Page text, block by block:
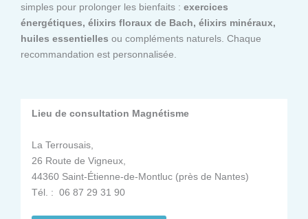
simples pour prolonger les bienfaits : exercices
énergétiques, élixirs floraux de Bach, élixirs minéraux,
huiles essentielles ou compléments naturels. Chaque
recommandation est personnalisée.
Lieu de consultation Magnétisme
La Terrousais,
26 Route de Vigneux,
44360 Saint-Étienne-de-Montluc (près de Nantes)
Tél. : 06 87 29 31 90